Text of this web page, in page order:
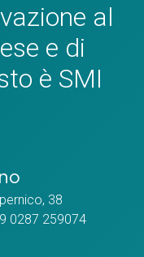
al
e di
è SMI
38
0287 259074